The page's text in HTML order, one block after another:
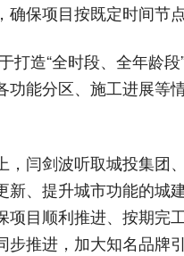
确保项目按既定时间节
打造“全时段、全年龄
功能分区、施工进展等
，闫剑波听取城投集团
新、提升城市功能的城
项目顺利推进、按期完
步推进，加大知名品牌